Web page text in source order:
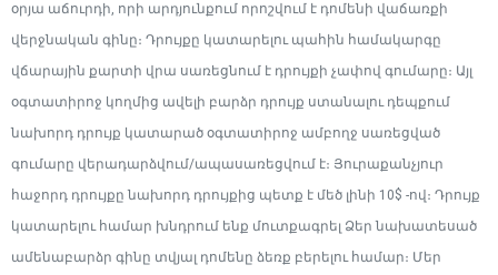
օրյա աճուրդի, որի արդյունքում որոշվում է դոմենի վաճառքի
վերջնական գինը։ Դրույքը կատարելու պահին համակարգը
վճարային քարտի վրա սառեցնում է դրույքի չափով գումարը։ Այլ
օգտատիրոջ կողմից ավելի բարձր դրույք ստանալու դեպքում
նախորդ դրույք կատարած օգտատիրոջ ամբողջ սառեցված
գումարը վերադարձվում/ապասառեցվում է։ Յուրաքանչյուր
հաջորդ դրույքը նախորդ դրույքից պետք է մեծ լինի 10$ -ով։ Դրույք
կատարելու համար խնդրում ենք մուտքագրել Ձեր նախատեսած
ամենաբարձր գինը տվյալ դոմենը ձեռք բերելու համար։ Մեր